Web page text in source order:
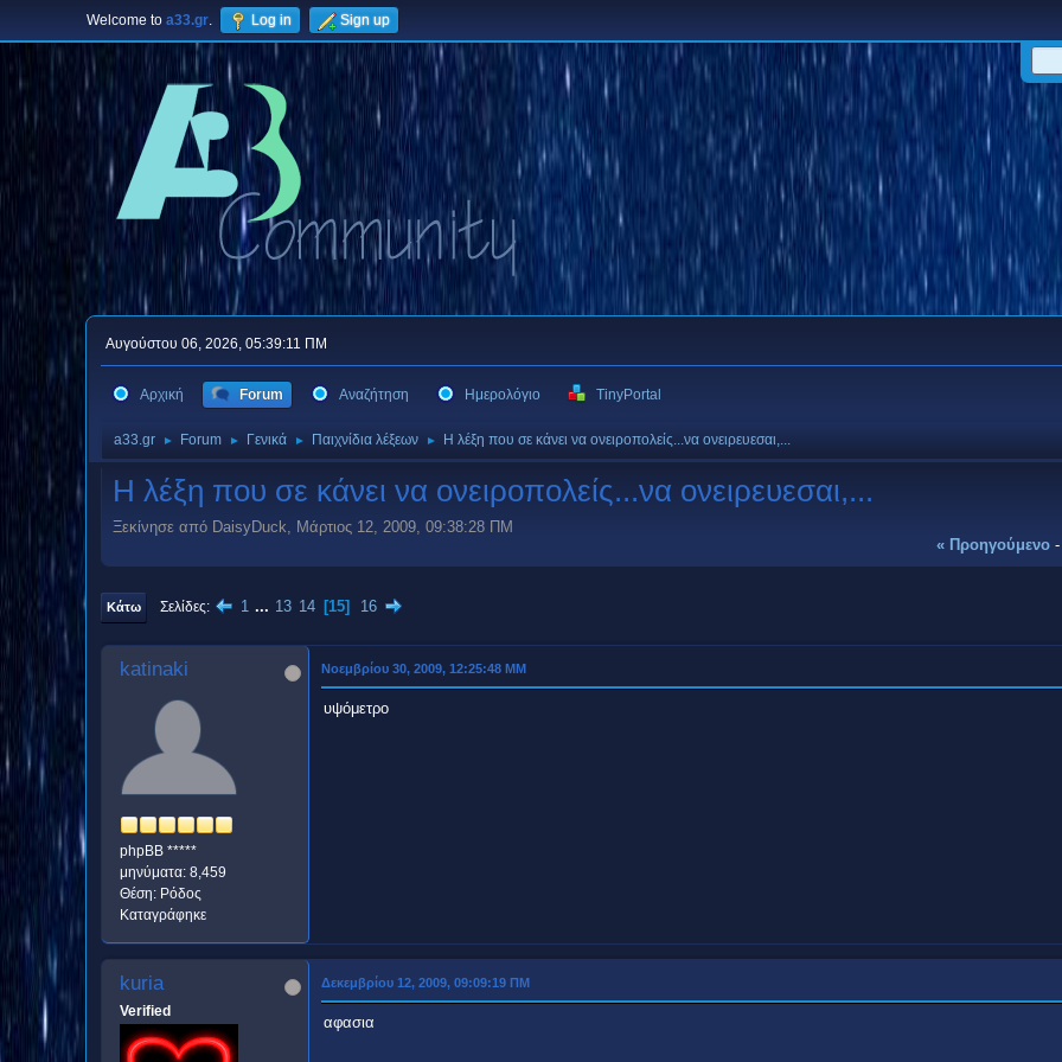
Welcome to a33.gr. Log in Sign up
Αυγούστου 06, 2026, 05:39:11 ΠΜ
Αρχική Forum Αναζήτηση Ημερολόγιο TinyPortal
a33.gr ► Forum ► Γενικά ► Παιχνίδια λέξεων ► Η λέξη που σε κάνει να ονειροπολείς...να ονειρευεσαι,...
Η λέξη που σε κάνει να ονειροπολείς...να ονειρευεσαι,...
Ξεκίνησε από DaisyDuck, Μάρτιος 12, 2009, 09:38:28 ΠΜ
« Προηγούμενο
Κάτω Σελίδες 1 ... 13 14 15 16
katinaki
phpBB *****
μηνύματα: 8,459
Θέση: Ρόδος
Καταγράφηκε
Νοεμβρίου 30, 2009, 12:25:48 ΜΜ
υψόμετρο
kuria
Verified
Δεκεμβρίου 12, 2009, 09:09:19 ΠΜ
αφασια